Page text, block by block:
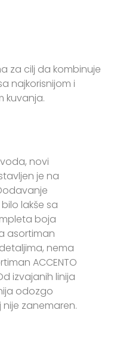
za cilj da kombinuje
najkorisnijom i
kuvanja.
novi
je na
lakše sa
boja
asortiman
nema
ACCENTO
izvajanih linija
odozgo
zanemaren.